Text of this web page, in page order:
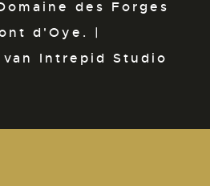
des Forges
d'Oye. |
Intrepid Studio